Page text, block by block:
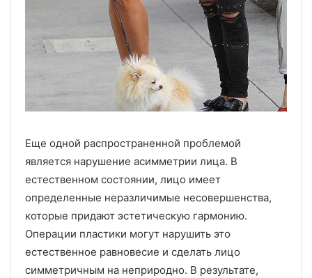
Еще одной распространенной проблемой
является нарушение асимметрии лица. В
естественном состоянии, лицо имеет
определенные неразличимые несовершенства,
которые придают эстетическую гармонию.
Операции пластики могут нарушить это
естественное равновесие и сделать лицо
симметричным на неприродно. В результате,